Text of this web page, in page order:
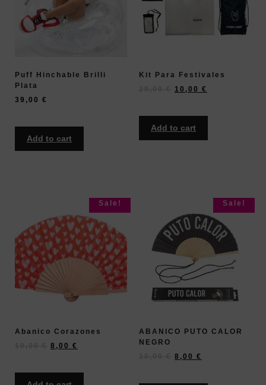
Puff Hinchable Brilli
Plata
39,00 €
Add to cart
Kit Para Festivales
10,00 €
Add to cart
Sale!
Abanico Corazones
8,00 €
Sale!
ABANICO PUTO CALOR
NEGRO
8,00 €